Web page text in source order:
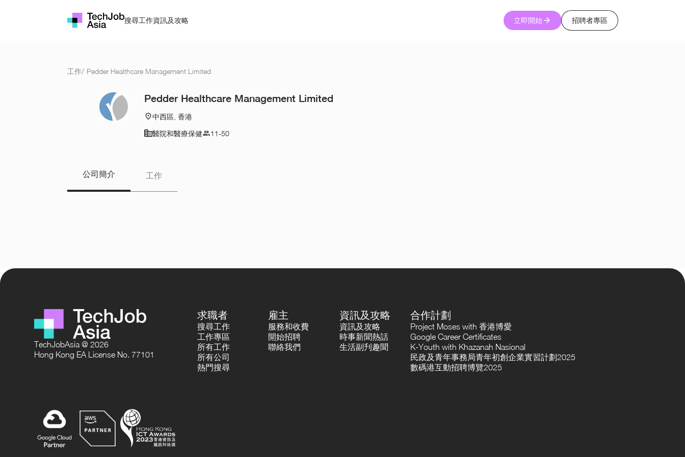
搜尋工作資訊及攻略 立即開始 招聘者專區
工作/ Pedder Healthcare Management Limited
Pedder Healthcare Management Limited
中西區, 香港
醫院和醫療保健
11-50
公司簡介 工作
TechJobAsia @ 2026
Hong Kong EA License No. 77101
求職者
搜尋工作
工作專區
所有工作
所有公司
熱門搜尋
雇主
服務和收費
開始招聘
聯絡我們
資訊及攻略
資訊及攻略
時事新聞熱話
生活副刋趣聞
合作計劃
Project Moses with 香港博愛
Google Career Certificates
K-Youth with Khazanah Nasional
民政及青年事務局青年初創企業實習計劃2025
數碼港互動招聘博覽2025